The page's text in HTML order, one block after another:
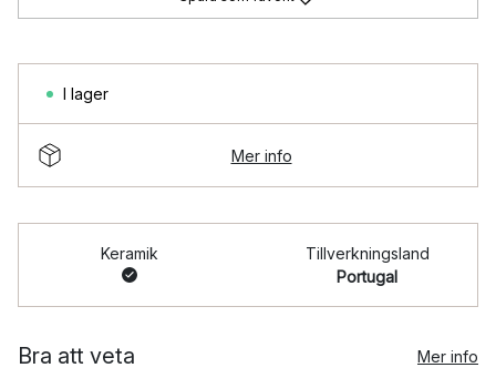
I lager
Mer info
Keramik
Tillverkningsland
Portugal
Bra att veta Mer info